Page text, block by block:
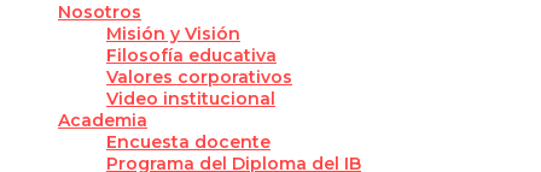
Nosotros
Misión y Visión
Filosofía educativa
Valores corporativos
Video institucional
Academia
Encuesta docente
Programa del Diploma del IB